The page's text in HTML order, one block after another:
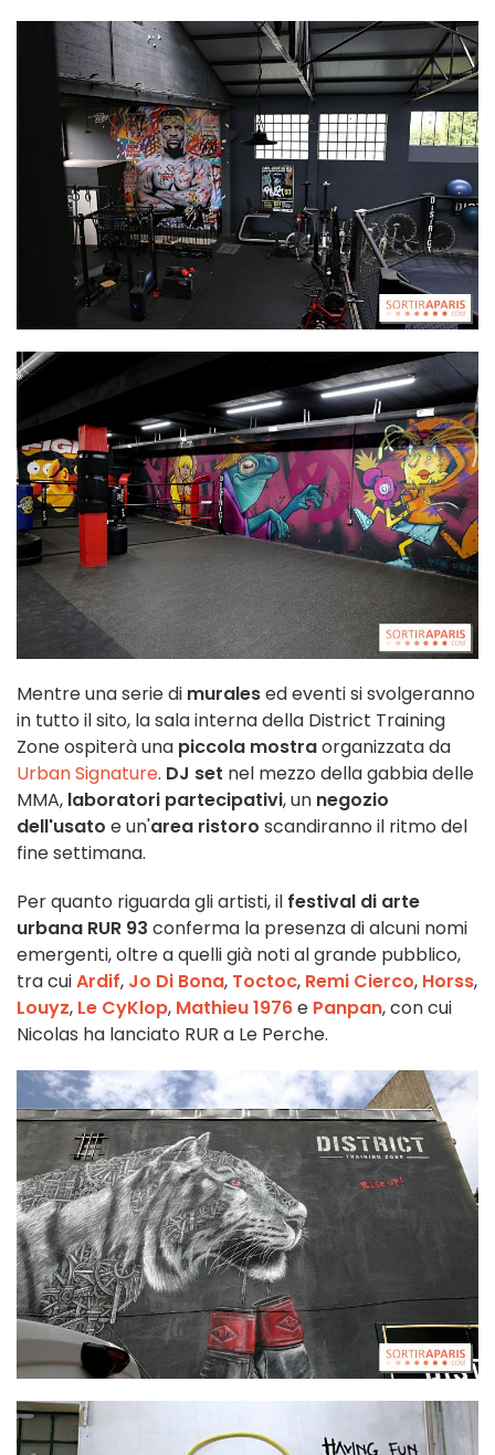
Mentre una serie di muralesed eventi si svolgeranno
in tutto il sito, la sala interna della District Training
Zone ospiterà una piccola mostraorganizzata da
Urban Signature. DJ set nel mezzo della gabbia delle
MMA, laboratori partecipativi, un negozio
dell'usato e un'area ristoro scandiranno il ritmo del
fine settimana.
Per quanto riguarda gli artisti, il festival di arte
urbana RUR 93 conferma la presenza di alcuni nomi
emergenti, oltre a quelli già noti al grande pubblico,
tra cuiArdif, Jo Di Bona, Toctoc, Remi Cierco, Horss,
Louyz, Le CyKlop, Mathieu 1976e Panpan, con cui
Nicolas ha lanciato RUR a Le Perche.